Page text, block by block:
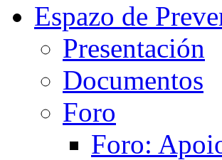
Espazo de
Presentación
Documentos
Foro
Foro: